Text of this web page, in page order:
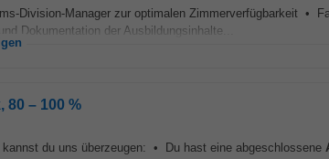
Division-Manager zur optimalen Zimmerverfügbarkeit •
Dokumentation der Ausbildungsinhalte...
80 – 100 %
du uns überzeugen: • Du hast eine abgeschlossene